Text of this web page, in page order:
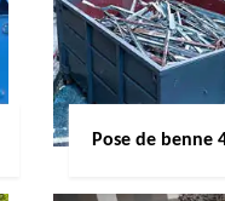
Pose de benne